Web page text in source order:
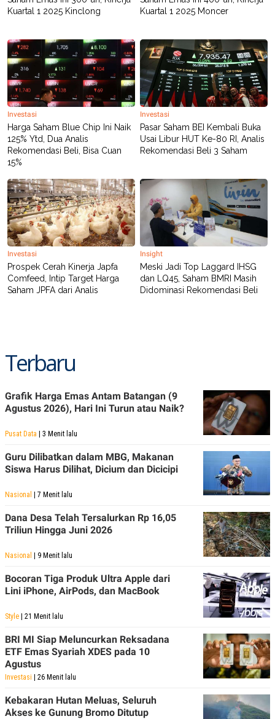
Kuartal 1 2025 Kinclong
Kuartal 1 2025 Moncer
Investasi
Harga Saham Blue Chip Ini Naik
125% Ytd, Dua Analis
Rekomendasi Beli, Bisa Cuan
15%
Investasi
Pasar Saham BEI Kembali Buka
Usai Libur HUT Ke-80 RI, Analis
Rekomendasi Beli 3 Saham
Investasi
Prospek Cerah Kinerja Japfa
Comfeed, Intip Target Harga
Saham JPFA dari Analis
Insight
Meski Jadi Top Laggard IHSG
dan LQ45, Saham BMRI Masih
Didominasi Rekomendasi Beli
Terbaru
Grafik Harga Emas Antam Batangan (9
Agustus 2026), Hari Ini Turun atau Naik?
Pusat Data | 3 Menit lalu
Guru Dilibatkan dalam MBG, Makanan
Siswa Harus Dilihat, Dicium dan Dicicipi
Nasional | 7 Menit lalu
Dana Desa Telah Tersalurkan Rp 16,05
Triliun Hingga Juni 2026
Nasional | 9 Menit lalu
Bocoran Tiga Produk Ultra Apple dari
Lini iPhone, AirPods, dan MacBook
Style | 21 Menit lalu
BRI MI Siap Meluncurkan Reksadana
ETF Emas Syariah XDES pada 10
Agustus
Investasi | 26 Menit lalu
Kebakaran Hutan Meluas, Seluruh
Akses ke Gunung Bromo Ditutup